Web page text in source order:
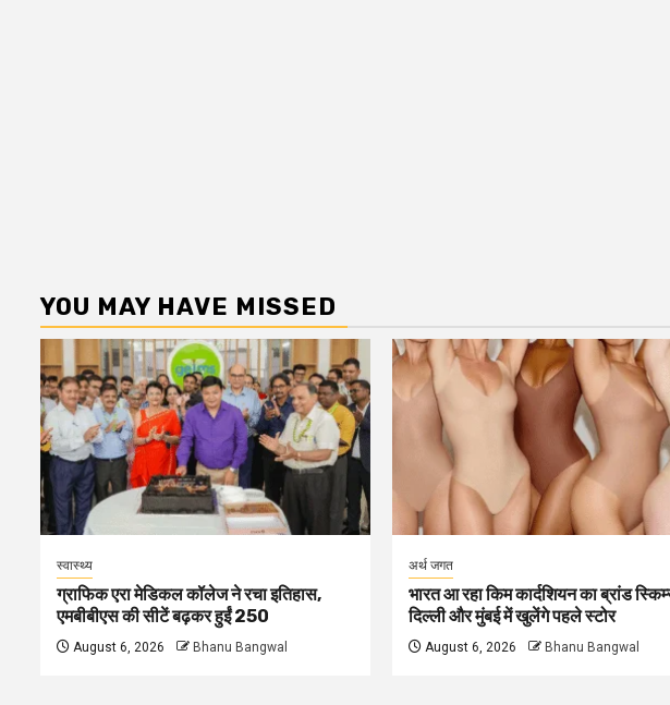
YOU MAY HAVE MISSED
स्वास्थ्य
ग्राफिक एरा मेडिकल कॉलेज ने रचा इतिहास,
एमबीबीएस की सीटें बढ़कर हुईं 250
August 6, 2026 Bhanu Bangwal
अर्थ जगत
भारत आ रहा किम कार्दशियन का ब्रांड
दिल्ली और मुंबई में खुलेंगे पहले स्टोर
August 6, 2026 Bhanu Bangwal